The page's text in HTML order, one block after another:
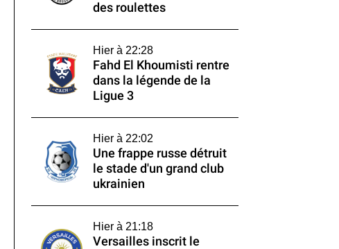
des roulettes
Hier à 22:28
Fahd El Khoumisti rentre
dans la légende de la
Ligue 3
Hier à 22:02
Une frappe russe détruit
le stade d'un grand club
ukrainien
Hier à 21:18
Versailles inscrit le